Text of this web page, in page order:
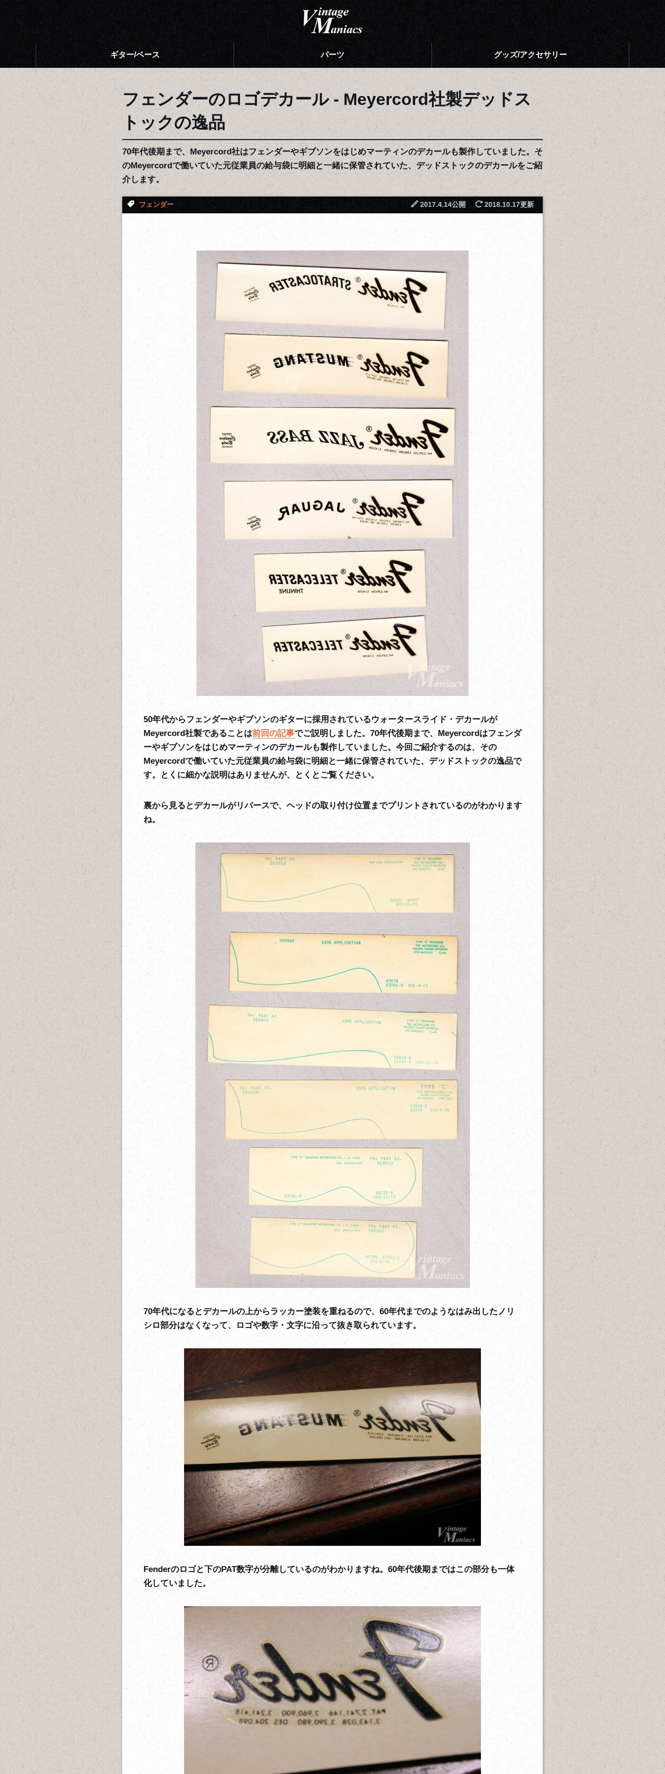
ギター/ベース パーツ グッズ/アクセサリー
フェンダーのロゴデカール - Meyercord社製デッドス
トックの逸品
70年代後期まで、Meyercord社はフェンダーやギブソンをはじめマーティンのデカールも製作していました。そ
のMeyercordで働いていた元従業員の給与袋に明細と一緒に保管されていた、デッドストックのデカールをご紹
介します。
フェンダー 2017.4.14公開 2018.10.17更新
50年代からフェンダーやギブソンのギターに採用されているウォータースライド・デカールが
Meyercord社製であることは前回の記事でご説明しました。70年代後期まで、Meyercordはフェンダ
ーやギブソンをはじめマーティンのデカールも製作していました。今回ご紹介するのは、その
Meyercordで働いていた元従業員の給与袋に明細と一緒に保管されていた、デッドストックの逸品で
す。とくに細かな説明はありませんが、とくとご覧ください。
裏から見るとデカールがリバースで、ヘッドの取り付け位置までプリントされているのがわかります
ね。
70年代になるとデカールの上からラッカー塗装を重ねるので、60年代までのようなはみ出したノリ
シロ部分はなくなって、ロゴや数字・文字に沿って抜き取られています。
Fenderのロゴと下のPAT数字が分離しているのがわかりますね。60年代後期まではこの部分も一体
化していました。